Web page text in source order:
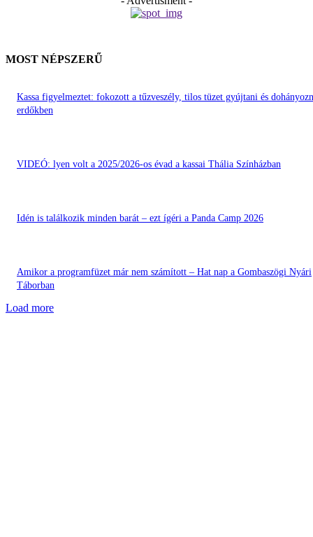
MOST NÉPSZERŰ
Kassa figyelmeztet: fokozott a tűzveszély, tilos tüzet gyújtani és
erdőkben
VIDEÓ: lyen volt a 2025/2026-os évad a kassai Thália Színházban
Idén is találkozik minden barát – ezt ígéri a Panda Camp 2026
Amikor a programfüzet már nem számított – Hat nap a Gombaszögi Nyári
Táborban
Load more